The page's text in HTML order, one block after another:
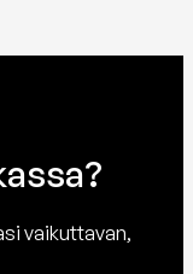
vaikuttavan,